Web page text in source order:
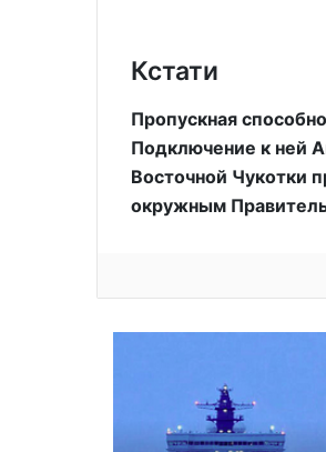
Кстати
Пропускная
Подключение к ней
Восточной Чукотки
окружным